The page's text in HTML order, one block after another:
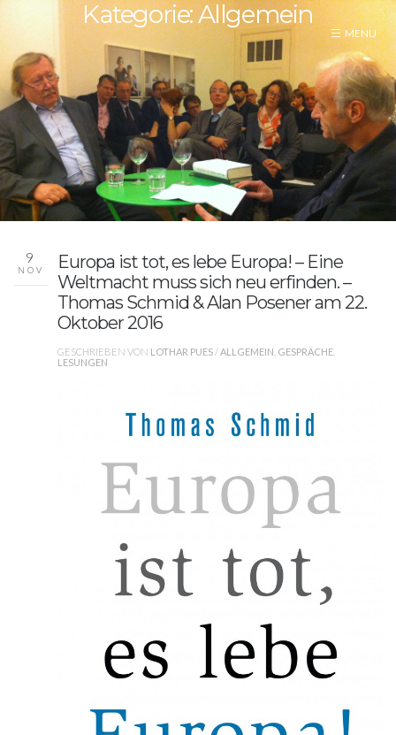
Kategorie: Allgemein
9
NOV
Europa ist tot, es lebe Europa! – Eine
Weltmacht muss sich neu erfinden. –
Thomas Schmid & Alan Posener am 22.
Oktober 2016
GESCHRIEBEN VON LOTHAR PUES/ALLGEMEIN GESPRÄCHE
LESUNGEN